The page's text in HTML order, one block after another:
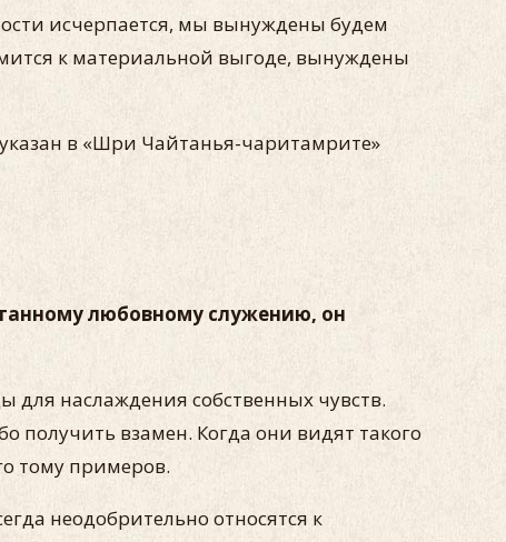
исчерпается, мы вынуждены будем
к материальной выгоде, вынуждены
в «Шри Чайтанья-чаритамрите»
любовному служению, он
для наслаждения собственных чувств.
получить взамен. Когда они видят такого
тому примеров.
неодобрительно относятся к